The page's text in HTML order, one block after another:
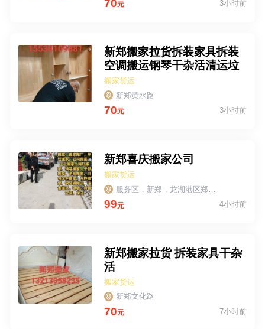
70元 3小时前
新郑搬家拉货拆装家具拆装
空调搬运钢琴干杂活清运垃
圾保洁
搬家货运
新郑黄水路
70元 3小时前
新郑喜庆搬家公司
搬家货运
服务区，新郑，龙湖港区郑州巩义平顶山，
99元 4小时前
新郑搬家拉货 拆装家具干杂
活
搬家货运
新郑文化路
70元 7小时前